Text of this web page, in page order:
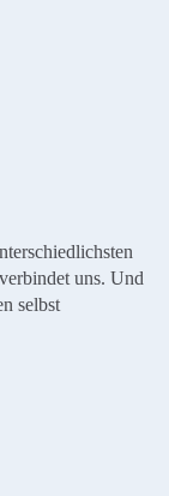
uns. Und
selbst